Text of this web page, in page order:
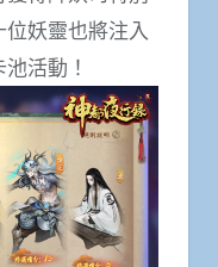
妖靈也將注入
活動！